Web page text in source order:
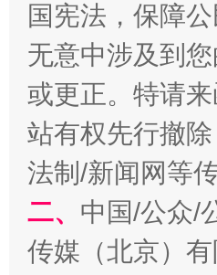
揭开“小金库”的免责
国宪法，保障
无意中涉及到
或更正。特请
站有权先行撤
法制/新闻网等
二、 中国/公众/
传媒（北京）